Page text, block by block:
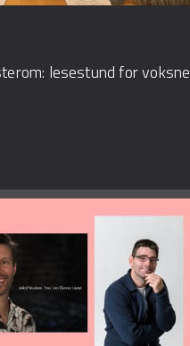
lesestund for voksne